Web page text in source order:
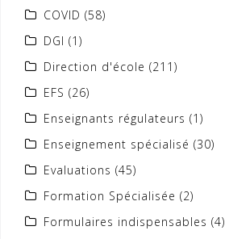
COVID (58)
DGI (1)
Direction d'école (211)
EFS (26)
Enseignants régulateurs (1)
Enseignement spécialisé (30)
Evaluations (45)
Formation Spécialisée (2)
Formulaires indispensables (4)